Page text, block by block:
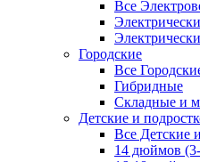
Все
Городские
Все
Гибридные
Складные и
Детские и
Все Детские
14 дюймов